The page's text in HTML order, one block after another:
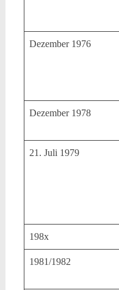
Dezember 1976
Dezember 1978
21. Juli 1979
198x
1981/1982